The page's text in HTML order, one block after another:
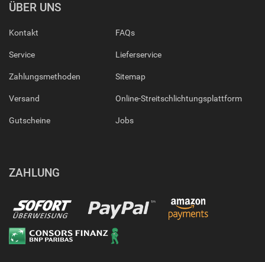
ÜBER UNS
Kontakt
Service
Zahlungsmethoden
Versand
Gutscheine
FAQs
Lieferservice
Sitemap
Online-Streitschlichtungsplattform
Jobs
ZAHLUNG